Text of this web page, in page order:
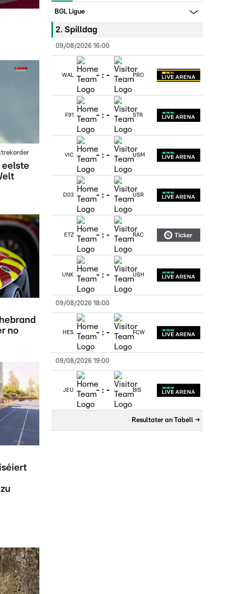
eelste
no
BGL Ligue
2. Spilldag
09/08/2026 16:00
WAL - : - PRO
F91 - : - STR
VIC - : - USM
D03 - : - USR
ETZ - : - RAC
UNK - : - USH
09/08/2026 18:00
HES - : - FCW
09/08/2026 19:00
JEU - : - BIS
Resultater an Tabell →